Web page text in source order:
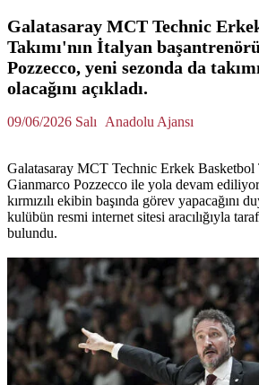
Galatasaray MCT Technic
Takımı'nın İtalyan
Pozzecco, yeni sezonda da
olacağını açıkladı.
09/06/2026 Salı Anadolu Ajansı
Galatasaray MCT Technic Erkek Basketbol
Gianmarco Pozzecco ile yola devam
kırmızılı ekibin başında görev yapacağını
kulübün resmi internet sitesi aracılığıyla
bulundu.